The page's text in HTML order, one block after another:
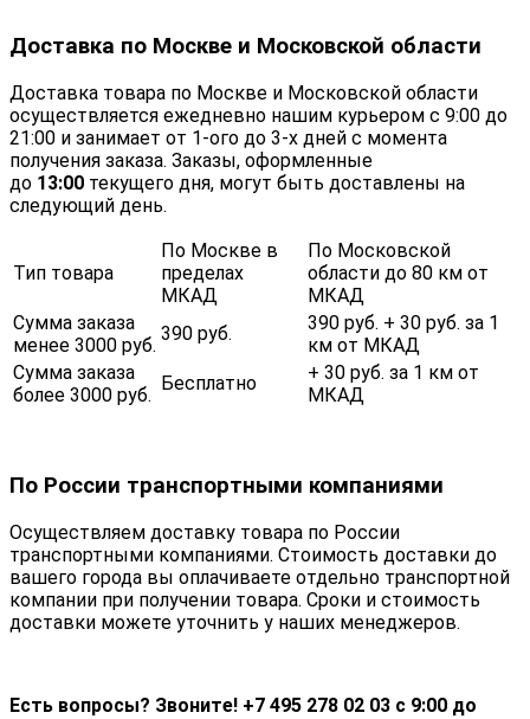
Доставка по Москве и Московской области
Доставка товара по Москве и Московской области
осуществляется ежедневно нашим курьером с 9:00 до
21:00 и занимает от 1-ого до 3-х дней с момента
получения заказа. Заказы, оформленные
до 13:00 текущего дня, могут быть доставлены на
следующий день.
Тип товара
По Москве в
пределах
МКАД
По Московской
области до 80 км от
МКАД
Сумма заказа
менее 3000 руб.
390 руб.
390 руб. + 30 руб. за 1
км от МКАД
Сумма заказа
более 3000 руб.
Бесплатно
+ 30 руб. за 1 км от
МКАД
По России транспортными компаниями
Осуществляем доставку товара по России
транспортными компаниями. Стоимость доставки до
вашего города вы оплачиваете отдельно транспортной
компании при получении товара. Сроки и стоимость
доставки можете уточнить у наших менеджеров.
Есть вопросы? Звоните! +7 495 278 02 03 с 9:00 до